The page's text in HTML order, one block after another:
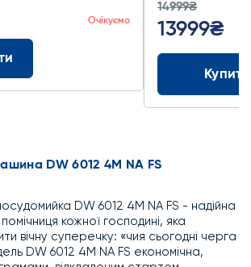
Очікуємо
14999₴
13999₴
Купити
DW 6012 4M NA FS
DW 6012 4M NA FS - надійна
кожної господині, яка
вічну суперечку: «чия сьогодні черга
DW 6012 4M NA FS економічна,